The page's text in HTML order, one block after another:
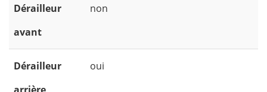
Dérailleur
avant
non
Dérailleur
oui